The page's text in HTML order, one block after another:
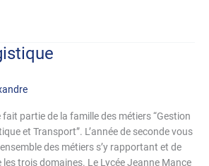
partie de la famille des métiers “Gestion
et Transport”. L’année de seconde vous
des métiers s’y rapportant et de
trois domaines. Le Lycée Jeanne Mance